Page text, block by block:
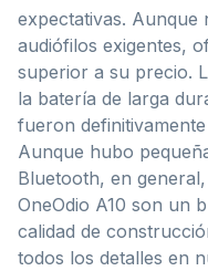
expectativas.
audiófilos exigentes,
superior a su precio.
la batería de larga
fueron
Aunque hubo
Bluetooth, en
OneOdio A10 son un
calidad de
todos los detalles en